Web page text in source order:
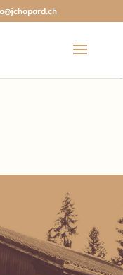
$http_response_header